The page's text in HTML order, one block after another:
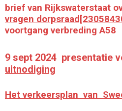
brief van Rijkswaterstaat
vragen
voortgang verbreding A58
9 sept 2024 presentatie
uitnodiging
Het verkeersplan van